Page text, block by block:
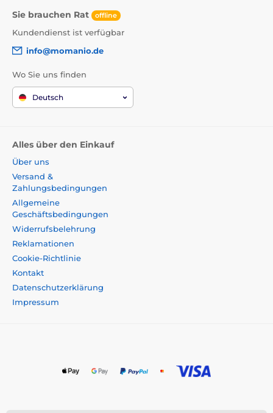
Sie brauchen Rat offline
Kundendienst ist verfügbar
info@momanio.de
Wo Sie uns finden
Deutsch
Alles über den Einkauf
Über uns
Versand &
Zahlungsbedingungen
Allgemeine
Geschäftsbedingungen
Widerrufsbelehrung
Reklamationen
Cookie-Richtlinie
Kontakt
Datenschutzerklärung
Impressum